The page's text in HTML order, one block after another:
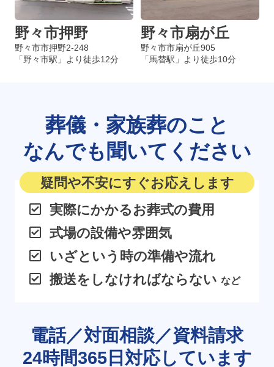
野々市押野
野々市市押野2-248
「野々市駅」より徒歩12分
野々市扇が丘
野々市市扇が丘905
「馬替駅」より徒歩10分
葬儀・家族葬のこと
なんでも聞いてください
疑問や不安にすぐお応えします
実際にかかるお葬式の費用
式場の設備や雰囲気
いざという時の準備や流れ
搬送をしなければならないなど
電話／対面相談／資料請求
24時間365日 対応しています